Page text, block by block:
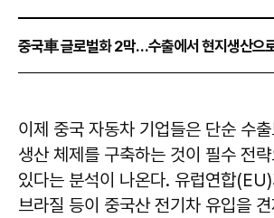
중국車 글로벌화 2막…수출에서 현지생산으
이제 중국 자동차 기업들은 단순 수
생산 체제를 구축하는 것이 필수 전
있다는 분석이 나온다. 유럽연합
브라질 등이 중국산 전기차 유입을